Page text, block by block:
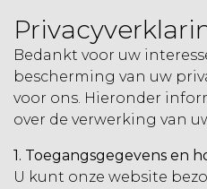
Bedankt voor uw
bescherming van uw
voor ons. Hieronder
over de verwerking van
1. Toegangsgegevens en
U kunt onze website